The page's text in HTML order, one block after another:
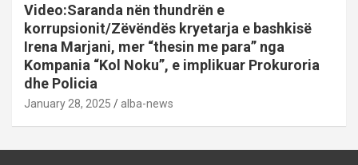
Video:Saranda nën thundrën e
korrupsionit/Zëvëndës kryetarja e bashkisë
Irena Marjani, mer “thesin me para” nga
Kompania “Kol Noku”, e implikuar Prokuroria
dhe Policia
January 28, 2025 alba-news